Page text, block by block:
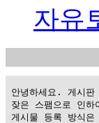
자유
안녕하세요. 게시판
잦은 스팸으로 인하
게시물 등록 방식